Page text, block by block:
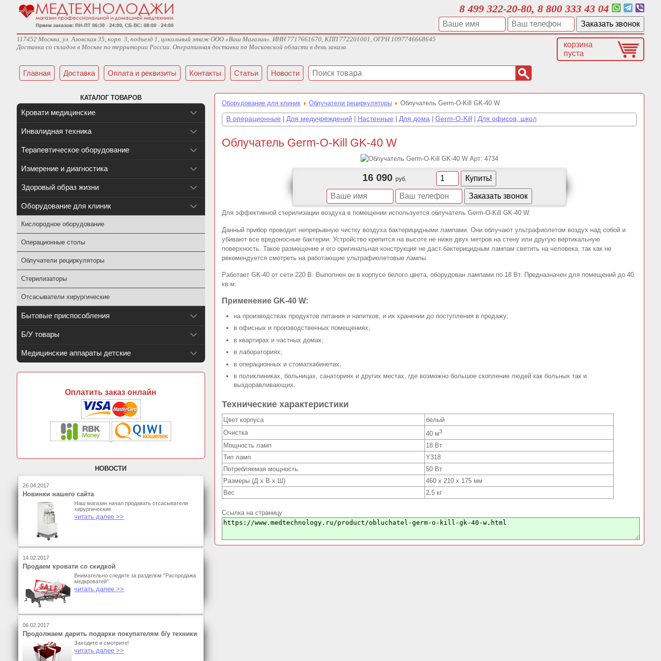
8 499 322-20-80, 8 800 333 43 04
117452 Москва, ул. Азовская 35, корп. 3, подъезд 1, цокольный этаж ООО «Ваш Магазин». ИНН 7717661670, КПП 772201001, ОГРН 1097746668645
Доставка со складов в Москве по территории России. Оперативная доставка по Московской области в день заказа.
корзина
пуста
Главная Доставка Оплата и реквизиты Контакты Статьи Новости
Оборудование для клиник Облучатели рециркуляторы Облучатель Germ-O-Kill GK-40 W
В операционные Для медучреждений Настенные Для дома| Germ-O-Kill Для офисов, школ
Облучатель Germ-O-Kill GK-40 W
Арт:4734
16 090руб.
Для эффективной стерилизации воздуха в помещении используется облучатель Germ-O-Kill GK-40 W.
Данный прибор проводит непрерывную чистку воздуха бактерицидными лампами. Они облучают ультрафиолетом воздух над собой и
убивают все вредоносные бактерии. Устройство крепится на высоте не ниже двух метров на стену или другую вертикальную
поверхность. Такое размещение и его оригинальная конструкция не даст бактерицидным лампам светить на человека, так как не
рекомендуется смотреть на работающие ультрафиолетовые лампы.
Работает GK-40 от сети 220 В. Выполнен он в корпусе белого цвета, оборудован лампами по 18 Вт. Предназначен для помещений до 40
кв.м.
Применение GK-40 W:
на производствах продуктов питания и напитков, и их хранении до поступления в продажу;
в офисных и производственных помещениях;
в квартирах и частных домах;
в лабораториях;
в операционных и стоматкабинетах;
в поликлиниках, больницах, санаториях и других местах, где возможно большое скопление людей как больных так и
выздоравливающих.
Технические характеристики
Цвет корпуса
белый
Очистка
40 м3
Мощность ламп
18 Вт
Тип ламп
Y318
Потребляемая мощность
50 Вт
Размеры (Д х В х Ш)
460 х 210 х 175 мм
Вес
2,5 кг
Ссылка на страницу
КАТАЛОГ ТОВАРОВ
Кровати медицинские
Инвалидная техника
Терапевтическое оборудование
Измерение и диагностика
Здоровый образ жизни
Оборудование для клиник
Кислородное оборудование
Операционные столы
Облучатели рециркуляторы
Стерилизаторы
Отсасыватели хирургические
Бытовые приспособления
Б/У товары
Медицинские аппараты детские
Оплатить заказ онлайн
НОВОСТИ
26.04.2017
Новинки нашего сайта
Наш магазин начал продавать отсасыватели
хирургические
читать далее >>
14.02.2017
Продаем кровати со скидкой
Внимательно следите за разделом "Распродажа
медкроватей"
читать далее >>
06.02.2017
Продолжаем дарить подарки покупателям б/у техники
Заходите и смотрите!
читать далее >>